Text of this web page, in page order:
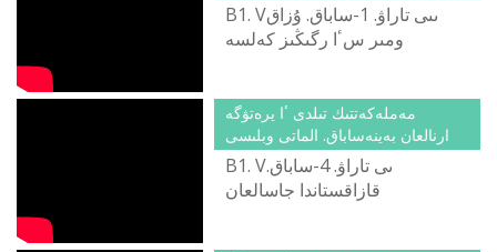
B1. Vىىى تاراۋ. 1-ساباق. ۇزاق
ومىر سٴا رگىڭىز كەلسە
مەملەكەتتىك تىلدى ٴا يرەتۋگە
ارنالعان بەينەساباق. الماتى وبلىسى
B1. Vىى تاراۋ. 4-ساباق.
قازاقستاندا جاسالعان